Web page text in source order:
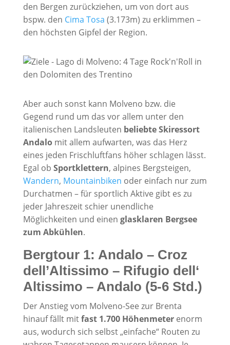
den Bergen zurückziehen, um von dort aus
bspw. den Cima Tosa (3.173m) zu erklimmen –
den höchsten Gipfel der Region.
Aber auch sonst kann Molveno bzw. die
Gegend rund um das vor allem unter den
italienischen Landsleuten beliebte Skiressort
Andalomit allem aufwarten, was das Herz
eines jeden Frischluftfans höher schlagen lässt.
Egal ob Sportklettern, alpines Bergsteigen,
Wandern, Mountainbiken oder einfach nur zum
Durchatmen – für sportlich Aktive gibt es zu
jeder Jahreszeit schier unendliche
Möglichkeiten und einen glasklaren Bergsee
zum Abkühlen.
Bergtour 1: Andalo – Croz
dell’Altissimo – Rifugio dell‘
Altissimo – Andalo (5-6 Std.)
Der Anstieg vom Molveno-See zur Brenta
hinauf fällt mitfast 1.700 Höhenmeterenorm
aus, wodurch sich selbst „einfache“ Routen zu